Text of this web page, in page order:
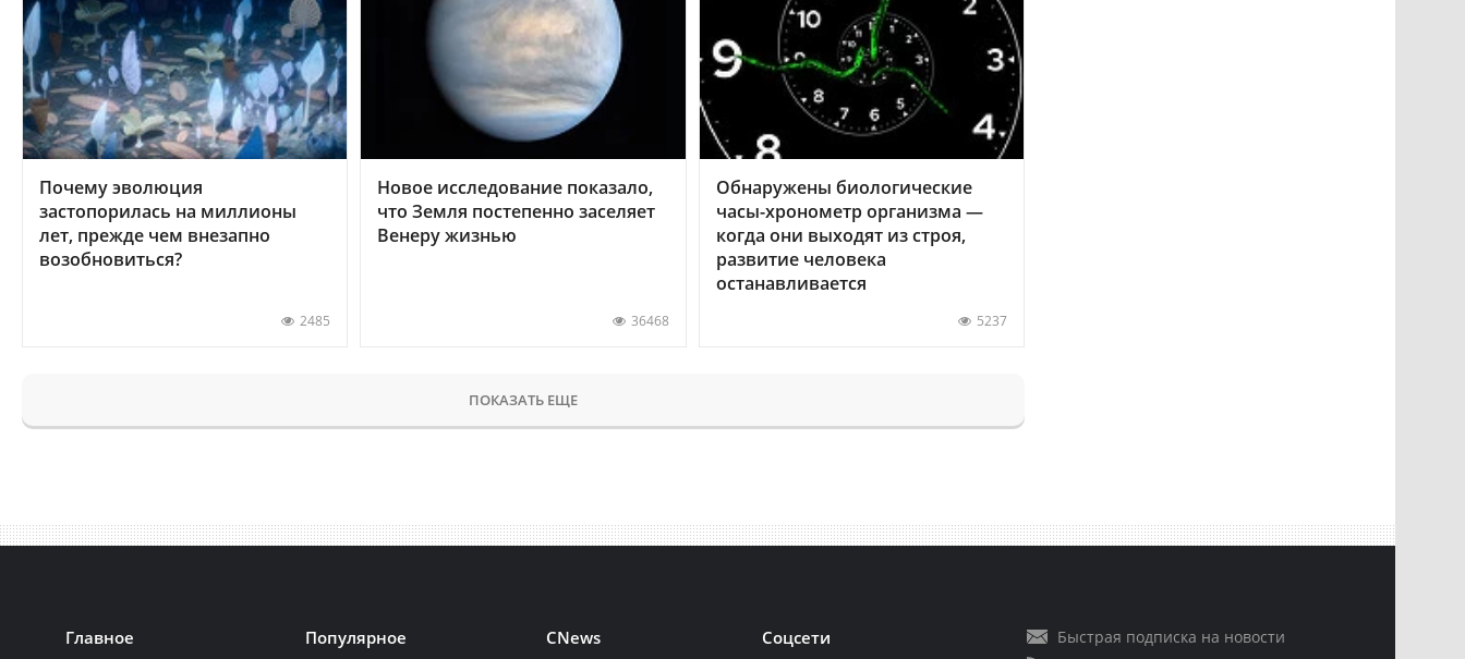
Почему эволюция
застопорилась на миллионы
лет, прежде чем внезапно
возобновиться?
2485
Новое исследование показало,
что Земля постепенно заселяет
Венеру жизнью
36468
Обнаружены биологические
часы-хронометр организма —
когда они выходят из строя,
развитие человека
останавливается
5237
ПОКАЗАТЬ ЕЩЕ
Главное Популярное CNews Соцсети
Быстрая подписка на новости